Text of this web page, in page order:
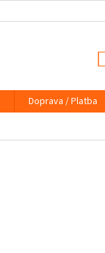
Doprava / Platba